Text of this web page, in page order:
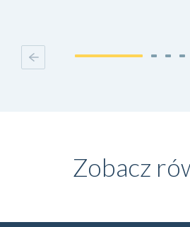
Zobacz